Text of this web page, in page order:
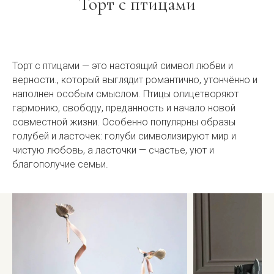
Торт с птицами — это настоящий символ любви и
верности., который выглядит романтично, утончённо и
наполнен особым смыслом. Птицы олицетворяют
гармонию, свободу, преданность и начало новой
совместной жизни. Особенно популярны образы
голубей и ласточек: голуби символизируют мир и
чистую любовь, а ласточки — счастье, уют и
благополучие семьи.